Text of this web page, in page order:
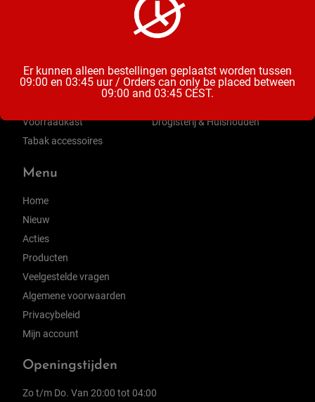
Wijn
Groente & Fruit
Voorraadkast
Tabak accessoires
Mix & Aperitieven Drankjes
Snoep, Chocolade & Koek
Diepvries
Drogisterij & Huishouden
Menu
Home
Nieuw
Acties
Producten
Veelgestelde vragen
Algemene voorwaarden
Privacybeleid
Mijn account
Openingstijden
Zo t/m Do. Van 20:00 tot 04:00
Er kunnen alleen bestellingen geplaatst worden tussen
09:00 en 03:45 uur / Orders can only be placed between
09:00 and 03:45 CEST.